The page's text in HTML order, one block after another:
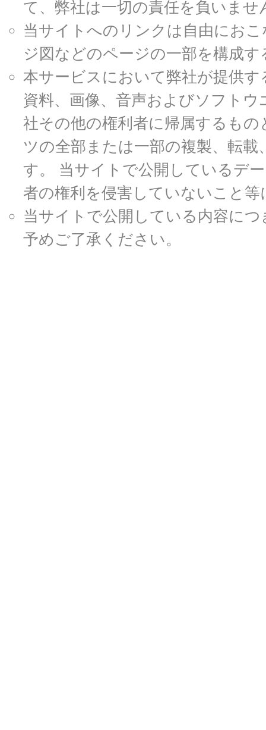
て、弊社は一切の責任を負いませ
当サイトへのリンクは自由にお
ジ図などのページの一部を構成
本サービスにおいて弊社が提供
資料、画像、音声およびソフト
社その他の権利者に帰属するも
ツの全部または一部の複製、転
す。 当サイトで公開しているデ
者の権利を侵害していないこと
当サイトで公開している内容に
予めご了承ください。